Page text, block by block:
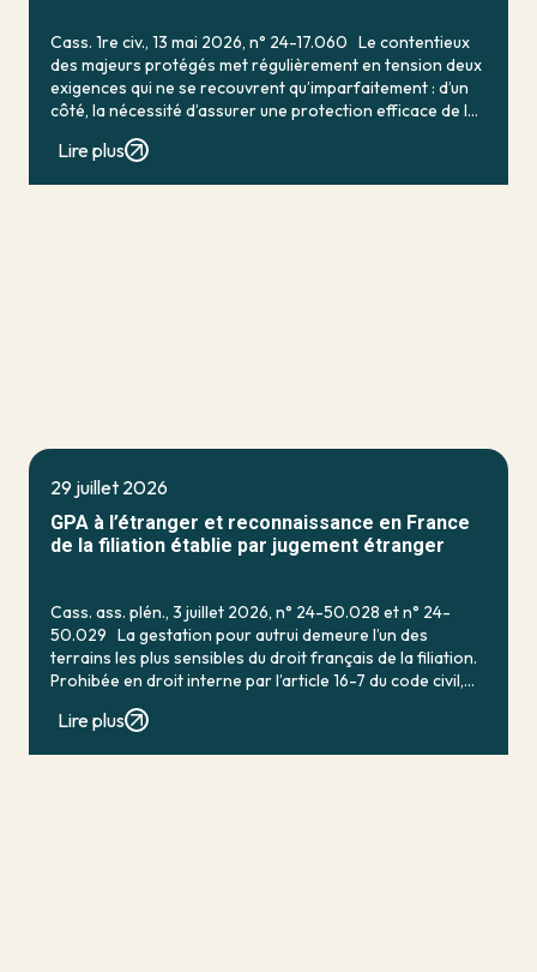
Cass. 1re civ., 13 mai 2026, n° 24-17.060 Le contentieux
des majeurs protégés met régulièrement en tension deux
exigences qui ne se recouvrent qu’imparfaitement : d’un
côté, la nécessité d’assurer une protection efficace de la
Lire plus
29 juillet 2026
GPA à l’étranger et reconnaissance en France
de la filiation établie par jugement étranger
Cass. ass. plén., 3 juillet 2026, n° 24-50.028 et n° 24-
50.029 La gestation pour autrui demeure l’un des
terrains les plus sensibles du droit français de la filiation.
Prohibée en droit interne par l’article 16-7 du code civil,
Lire plus